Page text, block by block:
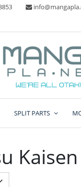
Shop
SPLIT PARTS
Kaisen